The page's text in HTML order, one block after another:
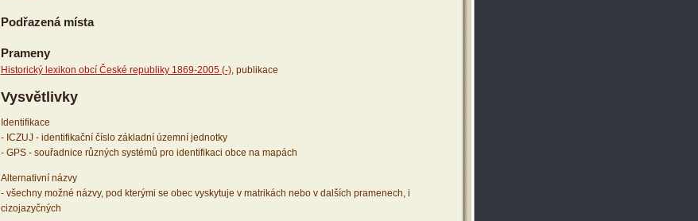
Podřazená místa
Prameny
Historický lexikon obcí České republiky 1869-2005 (-), publikace
Vysvětlivky
Identifikace
- ICZUJ - identifikační číslo základní územní jednotky
- GPS - souřadnice různých systémů pro identifikaci obce na mapách
Alternativní názvy
- všechny možné názvy, pod kterými se obec vyskytuje v matrikách nebo v dalších pramenech, i
cizojazyčných